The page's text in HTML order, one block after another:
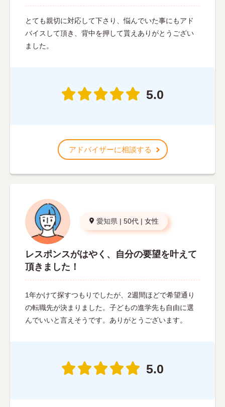
とても親切に対応して下さり、悩んでいた事にもアド
バイスして頂き、背中を押して貰えありがとうござい
ました。
5.0
アドバイザーに相談する
愛知県 | 50代 | 女性
レスポンスがはやく、自分の要望を叶えて
頂きました！
1年かけて探すつもりでしたが、2週間ほどで希望通り
の転職先が決まりました。子どもの進学先も自由に選
んでいいと言えそうです。ありがとうございます。
5.0